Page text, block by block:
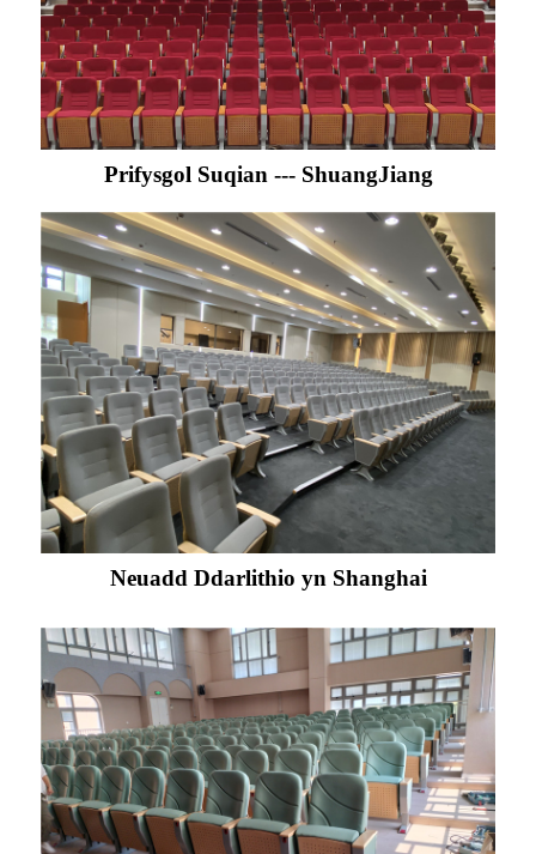
Prifysgol Suqian --- ShuangJiang
Neuadd Ddarlithio yn Shanghai